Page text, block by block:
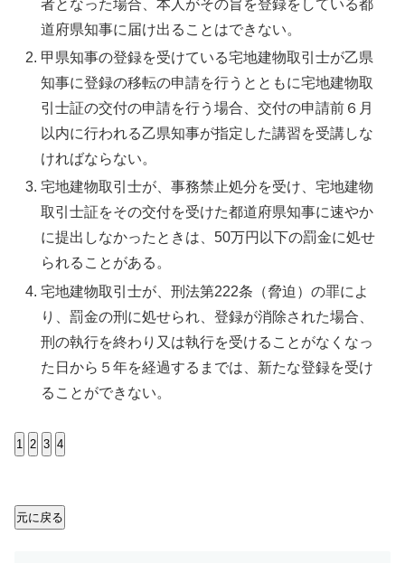
者となった場合、本人がその旨を登録をしている都
道府県知事に届け出ることはできない。
甲県知事の登録を受けている宅地建物取引士が乙県
知事に登録の移転の申請を行うとともに宅地建物取
引士証の交付の申請を行う場合、交付の申請前６月
以内に行われる乙県知事が指定した講習を受講しな
ければならない。
宅地建物取引士が、事務禁止処分を受け、宅地建物
取引士証をその交付を受けた都道府県知事に速やか
に提出しなかったときは、50万円以下の罰金に処せ
られることがある。
宅地建物取引士が、刑法第222条（脅迫）の罪によ
り、罰金の刑に処せられ、登録が消除された場合、
刑の執行を終わり又は執行を受けることがなくなっ
た日から５年を経過するまでは、新たな登録を受け
ることができない。
1 2 3 4
元に戻る